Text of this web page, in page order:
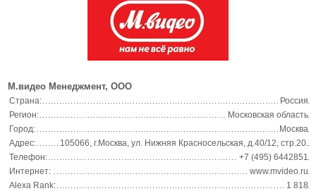
М.видео Менеджмент, ООО
Страна:
Россия
Регион:
Московская область
Город:
Москва
Адрес:
105066, г.Москва, ул. Нижняя Красносельская, д.40/12, стр.20.
Телефон:
+7 (495) 6442851
Интернет:
www.mvideo.ru
Alexa Rank:
1 818